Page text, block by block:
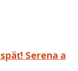
Serena a